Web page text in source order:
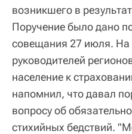
возникшего в
Поручение было дано
совещания 27 июля.
руководителей
население к
напомнил, что давал
вопросу об
стихийных бедствий.